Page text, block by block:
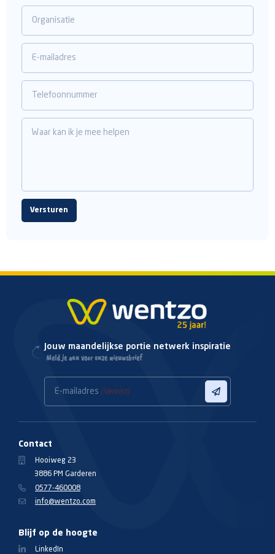
Organisatie
E-mailadres
Telefoonnummer
Waar kan ik je mee helpen
Jouw maandelijkse portie netwerk inspiratie
Meld je aan voor onze nieuwsbrief
E-mailadres (Vereist)
Contact
Hooiweg 23
3886 PM Garderen
0577-460008
info@wentzo.com
Blijf op de hoogte
LinkedIn